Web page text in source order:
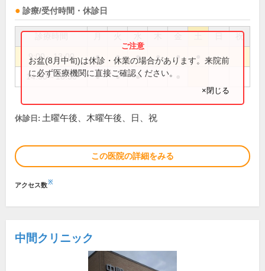
診療/受付時間・休診日
祝
9:00～13:00 ● ● ● ● ●
14:30～18:30 ● ● ●
お盆(8月中旬)は休診・休業の場合があります。来院前
に必ず医療機関に直接ご確認ください。
×閉じる
休診日: 土曜午後、木曜午後、日、祝
この医院の詳細をみる
アクセス数※
中間クリニック